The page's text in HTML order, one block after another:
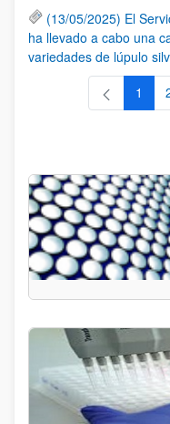
(13/05/2025) El
ha llevado a cabo una
variedades de lúpulo
1